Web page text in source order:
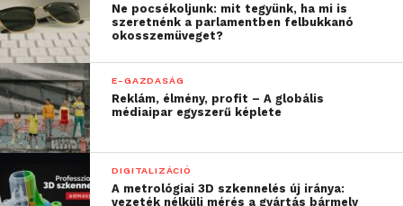
Ne pocsékoljunk: mit tegyünk, ha mi is
szeretnénk a parlamentben felbukkanó
okosszemüveget?
E-GAZDASÁG
Reklám, élmény, profit – A globális
médiaipar egyszerű képlete
DIGITALIZÁCIÓ
A metrológiai 3D szkennelés új iránya:
vezeték nélküli mérés a gyártás bármely